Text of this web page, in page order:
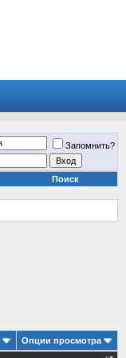
Запомнить?
Поиск
Опции просмотра